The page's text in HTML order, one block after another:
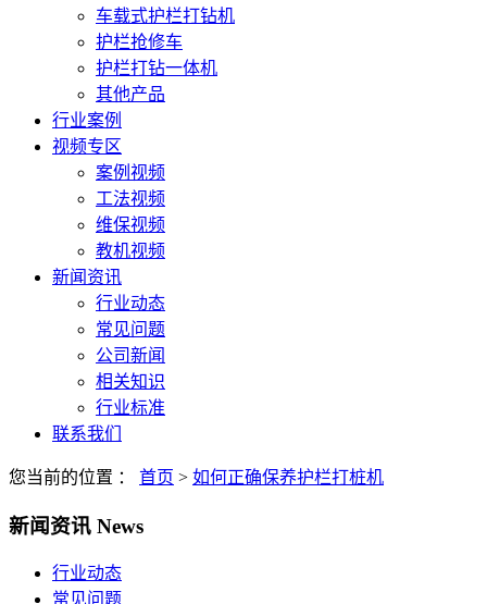
车载式护栏打钻机
护栏抢修车
护栏打钻一体机
其他产品
行业案例
视频专区
案例视频
工法视频
维保视频
教机视频
新闻资讯
行业动态
常见问题
公司新闻
相关知识
行业标准
联系我们
您当前的位置 ： 首页 > 如何正确保养护栏打桩机
新闻资讯 News
行业动态
常见问题